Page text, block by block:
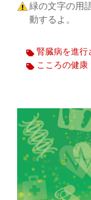
緑の文字の用
動するよ。
腎臓病を進行
こころの健康